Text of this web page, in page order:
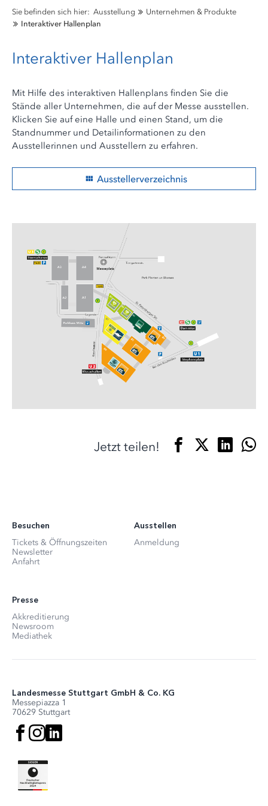
Sie befinden sich hier: Ausstellung
Unternehmen & Produkte
Interaktiver Hallenplan
Interaktiver Hallenplan
Mit Hilfe des interaktiven Hallenplans finden Sie die
Stände aller Unternehmen, die auf der Messe ausstellen.
Klicken Sie auf eine Halle und einen Stand, um die
Standnummer und Detailinformationen zu den
Ausstellerinnen und Ausstellern zu erfahren.
Ausstellerverzeichnis
Jetzt teilen!
Besuchen
Tickets & Öffnungszeiten
Newsletter
Anfahrt
Ausstellen
Anmeldung
Presse
Akkreditierung
Newsroom
Mediathek
Landesmesse Stuttgart GmbH & Co. KG
Messepiazza 1
70629 Stuttgart